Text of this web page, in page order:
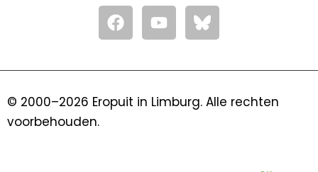
F
a
c
o
Y
o
u
b
© 2000–2026 Eropuit in Limburg. Alle rechten
voorbehouden.